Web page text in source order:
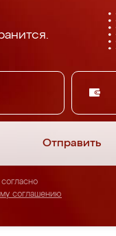
Отправить
соглашению